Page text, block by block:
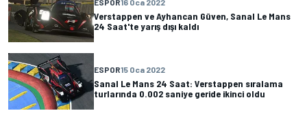
Verstappen ve Ayhancan Güven, Sanal Le Mans
24 Saat'te yarış dışı kaldı
ESPOR15 Oca 2022
Sanal Le Mans 24 Saat: Verstappen sıralama
turlarında 0.002 saniye geride ikinci oldu